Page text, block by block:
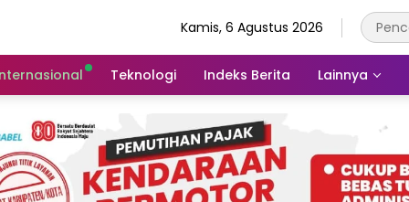
Kamis, 6 Agustus 2026
Teknologi Indeks Berita Lainnya